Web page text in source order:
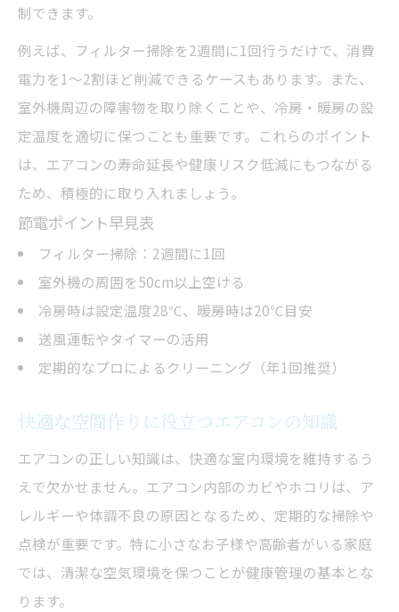
由
自分でできるエアコン清掃のコツ
自分でできる清掃手順と必要な道具一覧
手軽にできるエアコン清掃の知識とコツ
エアコンの知識が活きるセルフメンテナン
ス術
初心者でも安心のエアコン清掃方法
エアコン清掃を続けるためのスケジュール
管理術
業者利用とセルフケアの選び方とは
費用と仕上がりで見る選択ポイント
エアコンの知識が選択に役立つ理由
室外機のチェックで効率アップを実現
室外機メンテナンス内容と効果一覧表
エアコンの知識で室外機を効率的に活用
室外機の手入れが省エネに直結する理由
制できます。
例えば、フィルター掃除を2週間に1回行うだけで、消費
電力を1～2割ほど削減できるケースもあります。また、
室外機周辺の障害物を取り除くことや、冷房・暖房の設
定温度を適切に保つことも重要です。これらのポイント
は、エアコンの寿命延長や健康リスク低減にもつながる
ため、積極的に取り入れましょう。
節電ポイント早見表
フィルター掃除：2週間に1回
室外機の周囲を50cm以上空ける
冷房時は設定温度28℃、暖房時は20℃目安
送風運転やタイマーの活用
定期的なプロによるクリーニング（年1回推奨）
快適な空間作りに役立つエアコンの知識
エアコンの正しい知識は、快適な室内環境を維持するう
えで欠かせません。エアコン内部のカビやホコリは、ア
レルギーや体調不良の原因となるため、定期的な掃除や
点検が重要です。特に小さなお子様や高齢者がいる家庭
では、清潔な空気環境を保つことが健康管理の基本とな
ります。